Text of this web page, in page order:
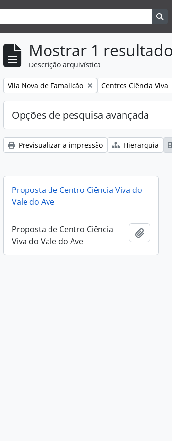
Mostrar 1
Descrição arquivística
Remove filter:
Vila Nova de Famalicão Remove filter:
Centros Ciência Viva
Opções de pesquisa avançada
Previsualizar a impressão Hierarquia
Proposta de Centro Ciência Viva do
Vale do Ave
Proposta de Centro Ciência
Viva do Vale do Ave